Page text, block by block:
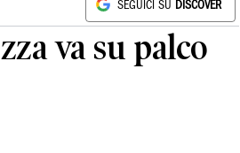
SEGUICI SU DISCOVER
va su palco